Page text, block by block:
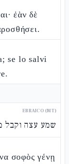
ἐὰν δὲ
se lo salvi
EBRAICO (MT)
שמע עצה וקבל
σοφὸς γένῃ